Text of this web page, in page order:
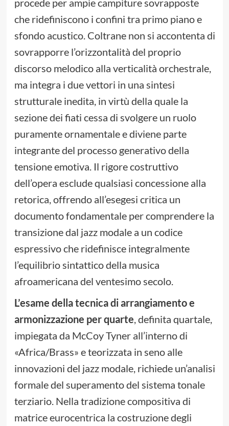
procede per ampie campiture sovrapposte
che ridefiniscono i confini tra primo piano e
sfondo acustico. Coltrane non si accontenta di
sovrapporre l’orizzontalità del proprio
discorso melodico alla verticalità orchestrale,
ma integra i due vettori in una sintesi
strutturale inedita, in virtù della quale la
sezione dei fiati cessa di svolgere un ruolo
puramente ornamentale e diviene parte
integrante del processo generativo della
tensione emotiva. Il rigore costruttivo
dell’opera esclude qualsiasi concessione alla
retorica, offrendo all’esegesi critica un
documento fondamentale per comprendere la
transizione dal jazz modale a un codice
espressivo che ridefinisce integralmente
l’equilibrio sintattico della musica
afroamericana del ventesimo secolo.
L’esame della tecnica di arrangiamento e
armonizzazione per quarte, definita quartale,
impiegata da McCoy Tyner all’interno di
«Africa/Brass» e teorizzata in seno alle
innovazioni del jazz modale, richiede un’analisi
formale del superamento del sistema tonale
terziario. Nella tradizione compositiva di
matrice eurocentrica la costruzione degli